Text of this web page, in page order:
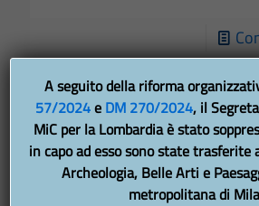
A seguito della riforma
57/2024e DM 270/2024, il
MiC per la Lombardia è stato
in capo ad esso sono state trasferite
Archeologia, Belle Arti e
metropolitana di